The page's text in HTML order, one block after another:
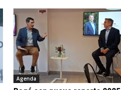
Agenda